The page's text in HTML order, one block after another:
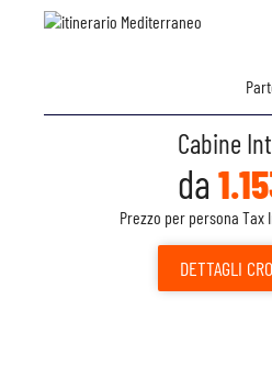
Cabine
da
Prezzo per persona Tax
DETTAGLI